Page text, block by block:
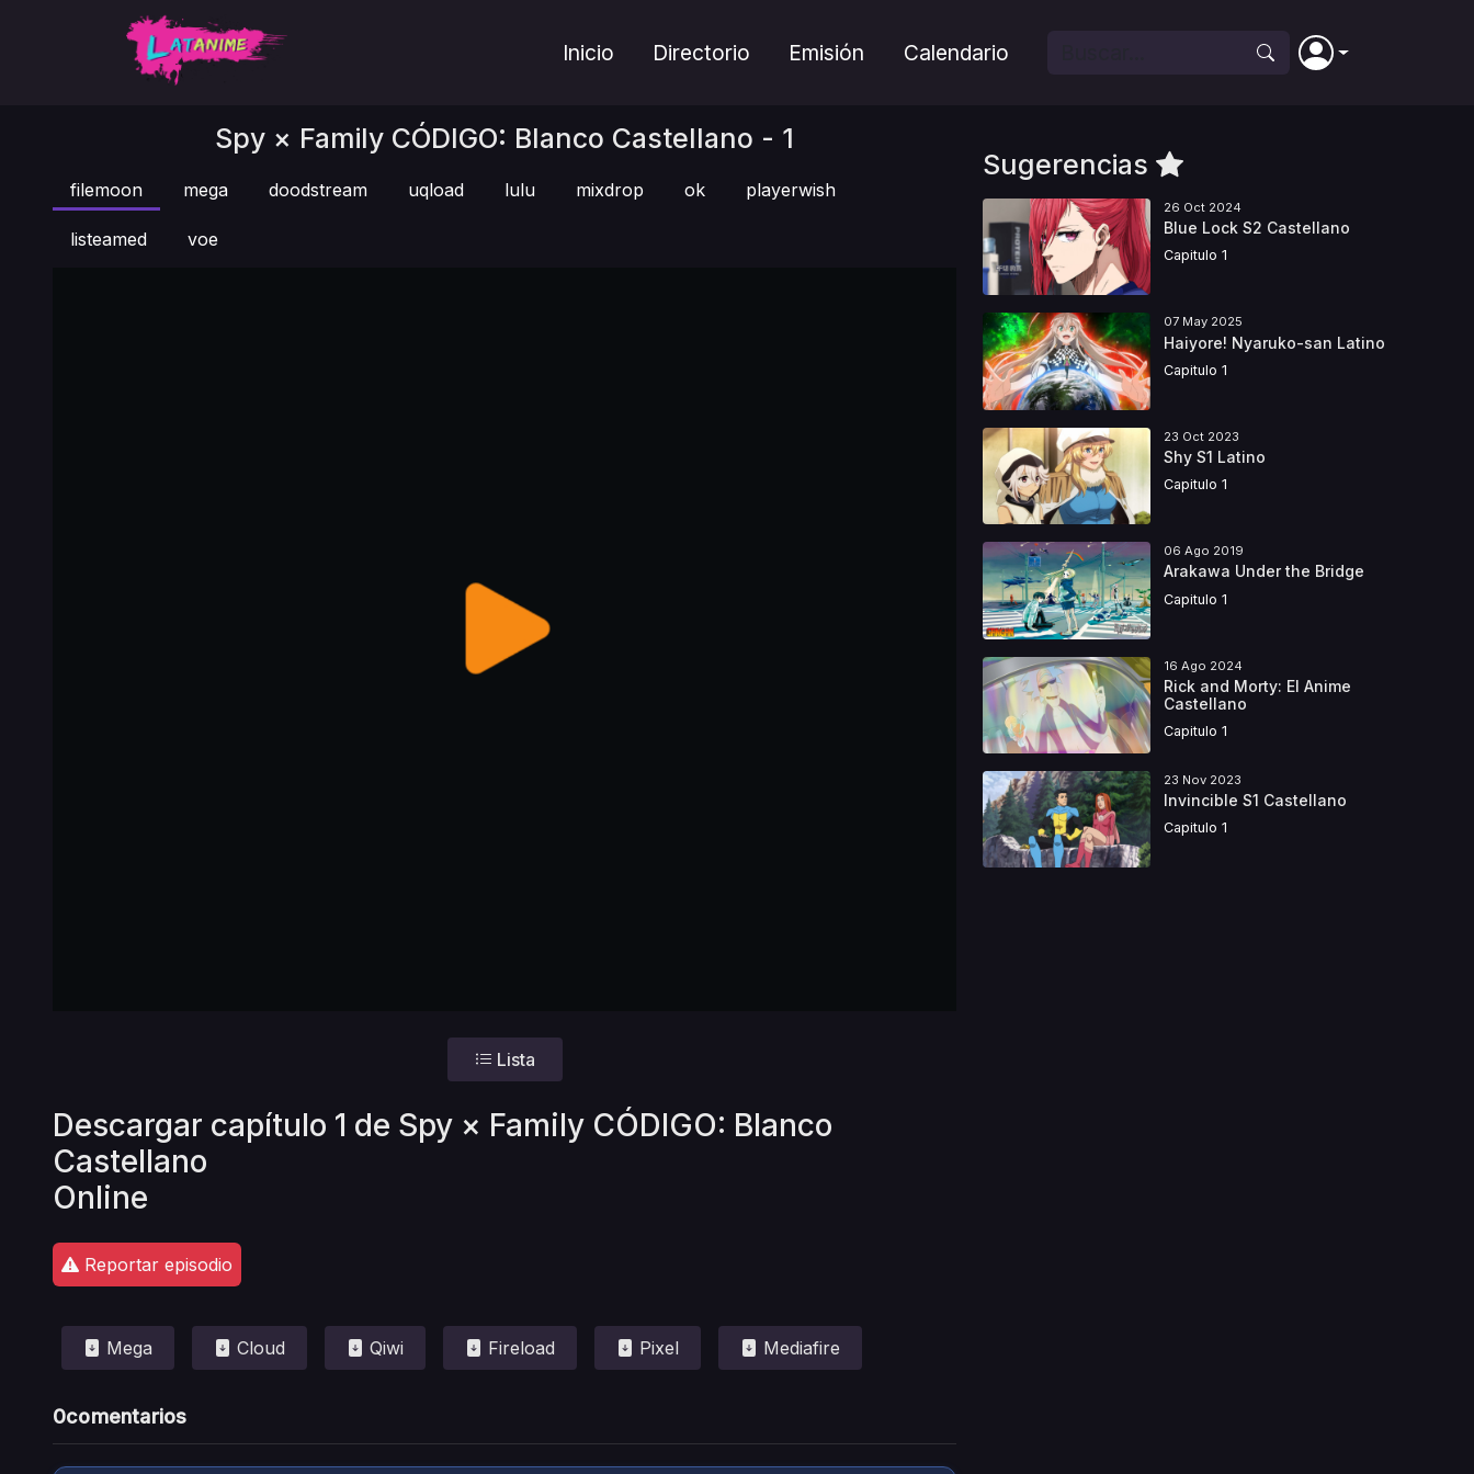
Inicio Directorio Emisión Calendario
Spy × Family CÓDIGO: Blanco Castellano - 1
filemoon mega doodstream uqload lulu mixdrop ok playerwish
listeamed voe
Lista
Descargar capítulo 1 de Spy × Family CÓDIGO: Blanco
Castellano
Online
Reportar episodio
Mega Cloud Qiwi Fireload Pixel Mediafire
0comentarios
Sugerencias
26 Oct 2024
Blue Lock S2 Castellano
Capitulo 1
07 May 2025
Haiyore! Nyaruko-san Latino
Capitulo 1
23 Oct 2023
Shy S1 Latino
Capitulo 1
06 Ago 2019
Arakawa Under the Bridge
Capitulo 1
16 Ago 2024
Rick and Morty: El Anime
Castellano
Capitulo 1
23 Nov 2023
Invincible S1 Castellano
Capitulo 1